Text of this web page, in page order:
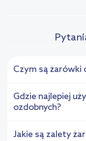
Czym są żarówki
Gdzie najlepiej
ozdobnych?
Jakie są zalety